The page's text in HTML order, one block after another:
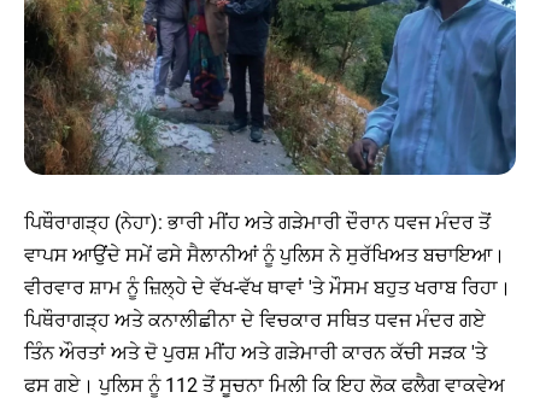
ਪਿਥੌਰਾਗੜ੍ਹ (ਨੇਹਾ): ਭਾਰੀ ਮੀਂਹ ਅਤੇ ਗੜੇਮਾਰੀ ਦੌਰਾਨ ਧਵਜ ਮੰਦਰ ਤੋਂ
ਵਾਪਸ ਆਉਂਦੇ ਸਮੇਂ ਫਸੇ ਸੈਲਾਨੀਆਂ ਨੂੰ ਪੁਲਿਸ ਨੇ ਸੁਰੱਖਿਅਤ ਬਚਾਇਆ।
ਵੀਰਵਾਰ ਸ਼ਾਮ ਨੂੰ ਜ਼ਿਲ੍ਹੇ ਦੇ ਵੱਖ-ਵੱਖ ਥਾਵਾਂ 'ਤੇ ਮੌਸਮ ਬਹੁਤ ਖਰਾਬ ਰਿਹਾ।
ਪਿਥੌਰਾਗੜ੍ਹ ਅਤੇ ਕਨਾਲੀਛੀਨਾ ਦੇ ਵਿਚਕਾਰ ਸਥਿਤ ਧਵਜ ਮੰਦਰ ਗਏ
ਤਿੰਨ ਔਰਤਾਂ ਅਤੇ ਦੋ ਪੁਰਸ਼ ਮੀਂਹ ਅਤੇ ਗੜੇਮਾਰੀ ਕਾਰਨ ਕੱਚੀ ਸੜਕ 'ਤੇ
ਫਸ ਗਏ। ਪੁਲਿਸ ਨੂੰ 112 ਤੋਂ ਸੂਚਨਾ ਮਿਲੀ ਕਿ ਇਹ ਲੋਕ ਫਲੈਗ ਵਾਕਵੇਅ